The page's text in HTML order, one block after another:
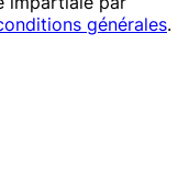
générales.